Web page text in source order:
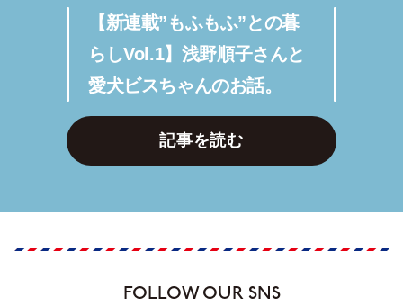
【新連載”もふもふ”との暮
らしVol.1】浅野順子さんと
愛犬ビスちゃんのお話。
記事を読む
FOLLOW OUR SNS